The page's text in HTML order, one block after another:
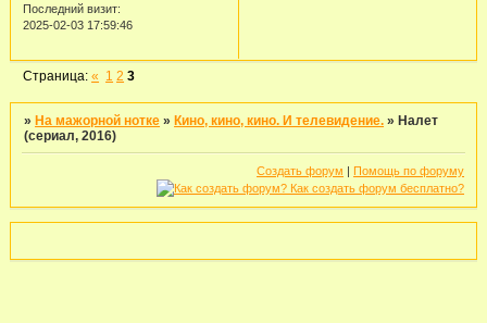
Последний визит:
2025-02-03 17:59:46
Страница:« 1 2 3
» На мажорной нотке » Кино, кино, кино. И телевидение. » Налет
(сериал, 2016)
Создать форум | Помощь по форуму